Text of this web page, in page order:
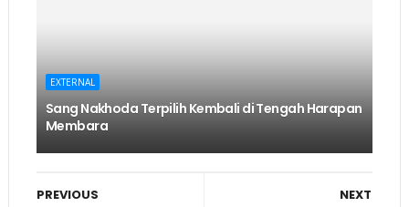
EXTERNAL
Sang Nakhoda Terpilih Kembali di Tengah Harapan
Membara
NEXT
PREVIOUS